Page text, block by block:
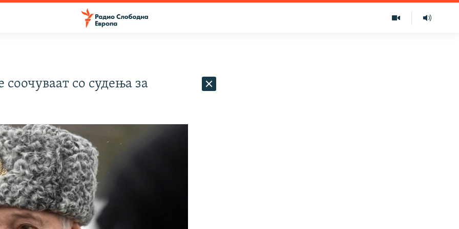
соочуваат со судења за